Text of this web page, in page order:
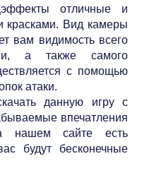
отличные и
красками. Вид камеры
вам видимость всего
а также самого
с помощью
атаки.
данную игру с
впечатления
нашем сайте есть
будут бесконечные